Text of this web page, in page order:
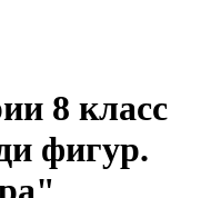
8 класс
фигур.